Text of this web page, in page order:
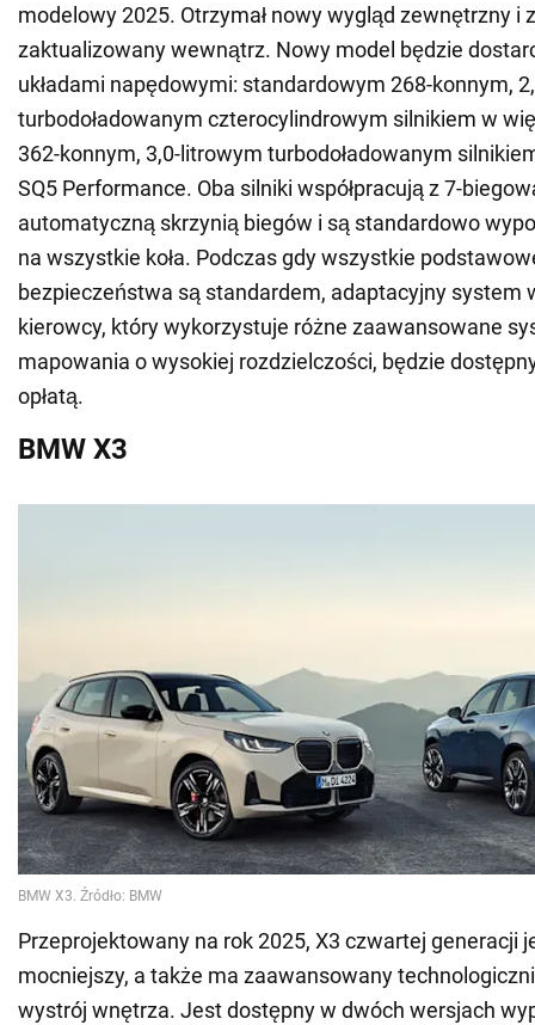
modelowy 2025. Otrzymał nowy wygląd zewnętrzny i
zaktualizowany wewnątrz. Nowy model będzie
układami napędowymi: standardowym 268-konnym,
turbodoładowanym czterocylindrowym silnikiem w
362-konnym, 3,0-litrowym turbodoładowanym
SQ5 Performance. Oba silniki współpracują z 7-
automatyczną skrzynią biegów i są standardowo
na wszystkie koła. Podczas gdy wszystkie
bezpieczeństwa są standardem, adaptacyjny system
kierowcy, który wykorzystuje różne zaawansowane
mapowania o wysokiej rozdzielczości, będzie
opłatą.
BMW X3
Przeprojektowany na rok 2025, X3 czwartej generacji
mocniejszy, a także ma zaawansowany
wystrój wnętrza. Jest dostępny w dwóch wersjach